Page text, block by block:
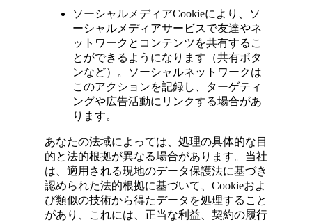
ソーシャルメディアCookieにより、ソ
ーシャルメディアサービスで友達やネ
ットワークとコンテンツを共有するこ
とができるようになります（共有ボタ
ンなど）。ソーシャルネットワークは
このアクションを記録し、ターゲティ
ングや広告活動にリンクする場合があ
ります。
あなたの法域によっては、処理の具体的な目
的と法的根拠が異なる場合があります。当社
は、適用される現地のデータ保護法に基づき
認められた法的根拠に基づいて、Cookieおよ
び類似の技術から得たデータを処理すること
があり、これには、正当な利益、契約の履行